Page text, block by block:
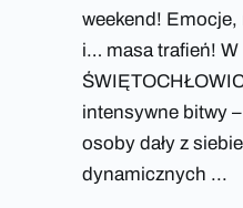
weekend!
i… masa trafień!
intensywne bitwy
osoby dały z
dynamicznych